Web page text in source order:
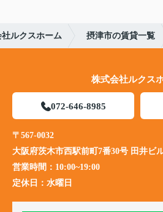
ルクスホーム 摂津市の賃貸一覧
株式会社ルクス
072-646-8985
〒567-0032
大阪府茨木市西駅前町7番30号 田井ビ
営業時間： 10:00~19:00
定休日： 水曜日